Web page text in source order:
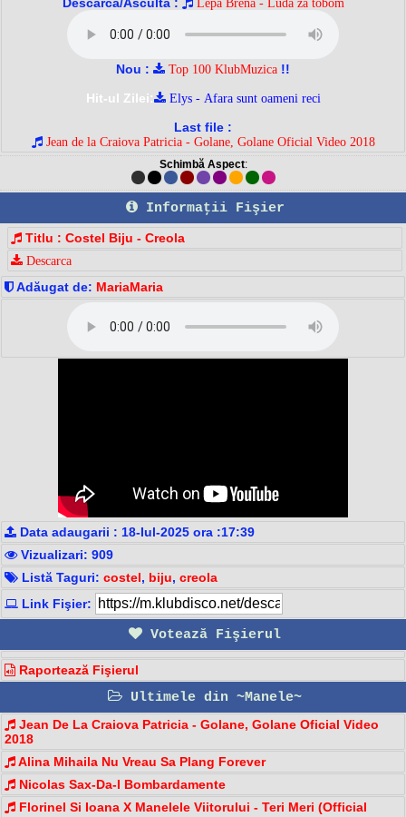
Nou : Top 100 KlubMuzica !!
Hit-ul Zilei:
Elys - Afara sunt oameni reci
Last file :
Jean de la Craiova Patricia - Golane, Golane Oficial Video 2018
Schimbă Aspect:
Informaţii Fişier
Titlu : Costel Biju - Creola
Descarca
Adăugat de: MariaMaria
Data adaugarii : 18-Iul-2025 ora :17:39
Vizualizari: 909
Listă Taguri: costel, biju, creola
Link Fişier:
Votează Fişierul
Raportează Fişierul
Ultimele din ~Manele~
Jean De La Craiova Patricia - Golane, Golane Oficial Video
2018
Alina Mihaila Nu Vreau Sa Plang Forever
Nicolas Sax-Da-I Bombardamente
Florinel Si Ioana X Manelele Viitorului - Teri Meri (Official